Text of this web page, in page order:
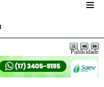
Publicidade